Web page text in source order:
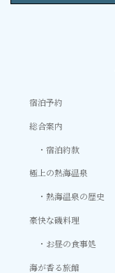
宿泊予約
総合案内
宿泊約款
極上の熱海温泉
熱海温泉の歴史
豪快な磯料理
お昼の食事処
海が香る旅館